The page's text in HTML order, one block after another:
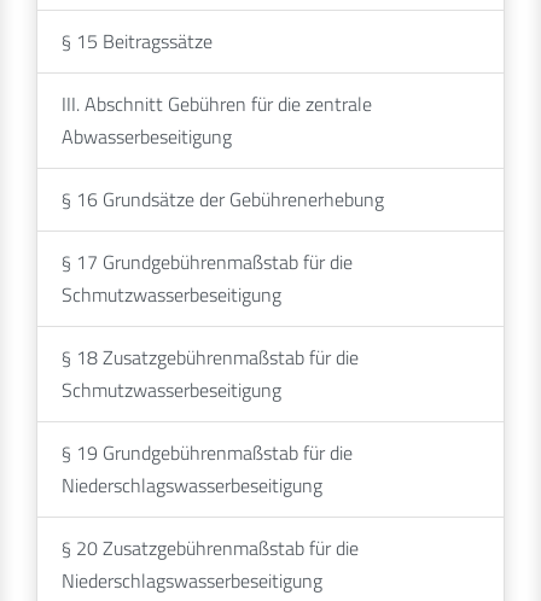
§ 15 Beitragssätze
III. Abschnitt Gebühren für die zentrale
Abwasserbeseitigung
§ 16 Grundsätze der Gebührenerhebung
§ 17 Grundgebührenmaßstab für die
Schmutzwasserbeseitigung
§ 18 Zusatzgebührenmaßstab für die
Schmutzwasserbeseitigung
§ 19 Grundgebührenmaßstab für die
Niederschlagswasserbeseitigung
§ 20 Zusatzgebührenmaßstab für die
Niederschlagswasserbeseitigung